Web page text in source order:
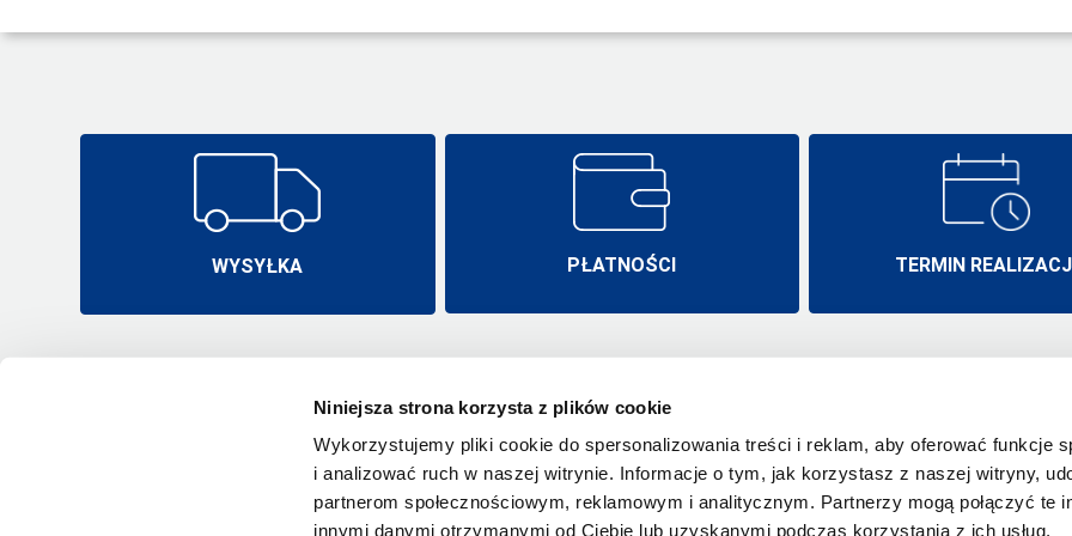
Niniejsza strona korzysta z plików cookie
Wykorzystujemy pliki cookie do spersonalizowania treści i reklam, aby oferować funkcje
i analizować ruch w naszej witrynie. Informacje o tym, jak korzystasz z naszej witryny,
partnerom społecznościowym, reklamowym i analitycznym. Partnerzy mogą połączyć te
innymi danymi otrzymanymi od Ciebie lub uzyskanymi podczas korzystania z ich usług.
WYSYŁKA PŁATNOŚCI TERMIN
Emtigo.pl
Wysogotowo, ul. Laurowa 19A/2
62-081 Przeźmierowo
Polska
infolinia: 797-616-870
Płatności
Wysyłka
Kontakt